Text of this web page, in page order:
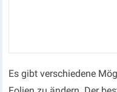
Es gibt verschiedene